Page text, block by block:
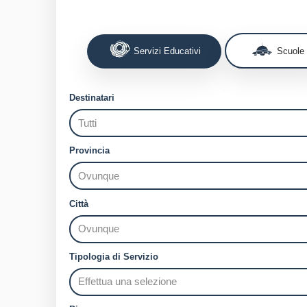
Servizi Educativi Scuole
Destinatari
Provincia
Città
Tipologia di Servizio